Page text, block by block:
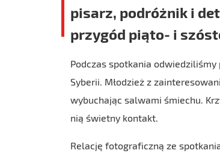
pisarz, podróżnik i
przygód piąto- i
Podczas spotkania
Syberii. Młodzież z
wybuchając salwami śmiechu.
nią świetny kontakt.
Relację fotograficzną ze